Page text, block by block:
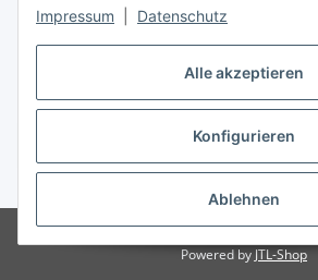
Alle akzeptieren
Konfigurieren
Ablehnen
Impressum Datenschutz
Vertrag widerrufen
* Alle Preise inkl. gesetzlicher USt., zzgl.
Powered by JTL-Shop